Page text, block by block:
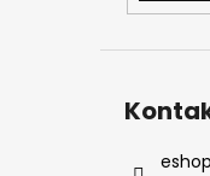
eshop